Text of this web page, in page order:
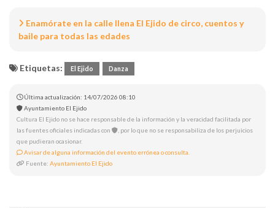
Enamórate en la calle llena El Ejido de circo, cuentos y
baile para todas las edades
Etiquetas: El Ejido Danza
Última actualización: 14/07/2026 08:10
Ayuntamiento El Ejido
Cultura El Ejido no se hace responsable de la información y la veracidad facilitada por
las fuentes oficiales indicadas con
, por lo que no se responsabiliza de los perjuicios
que pudieran ocasionar.
Avisar de alguna información del evento errónea o consulta.
Fuente: Ayuntamiento El Ejido